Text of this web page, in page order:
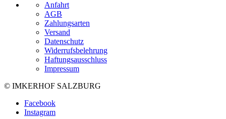
Anfahrt
AGB
Zahlungsarten
Versand
Datenschutz
Widerrufsbelehrung
Haftungsausschluss
Impressum
© IMKERHOF SALZBURG
Facebook
Instagram